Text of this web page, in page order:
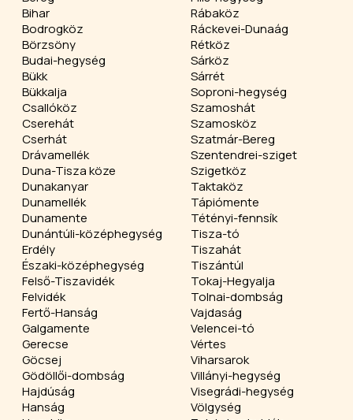
Bihar
Bodrogköz
Börzsöny
Budai-hegység
Bükk
Bükkalja
Csallóköz
Cserehát
Cserhát
Drávamellék
Duna-Tisza köze
Dunakanyar
Dunamellék
Dunamente
Dunántúli-középhegység
Erdély
Északi-középhegység
Felső-Tiszavidék
Felvidék
Fertő-Hanság
Galgamente
Gerecse
Göcsej
Gödöllői-dombság
Hajdúság
Hanság
Rábaköz
Ráckevei-Dunaág
Rétköz
Sárköz
Sárrét
Soproni-hegység
Szamoshát
Szamosköz
Szatmár-Bereg
Szentendrei-sziget
Szigetköz
Taktaköz
Tápiómente
Tétényi-fennsík
Tisza-tó
Tiszahát
Tiszántúl
Tokaj-Hegyalja
Tolnai-dombság
Vajdaság
Velencei-tó
Vértes
Viharsarok
Villányi-hegység
Visegrádi-hegység
Völgység